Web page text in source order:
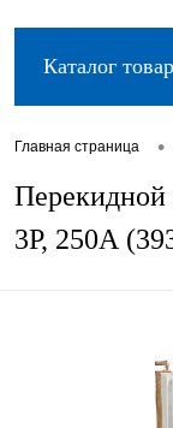
Каталог
Главная страница •
Перекидной
3P, 250А